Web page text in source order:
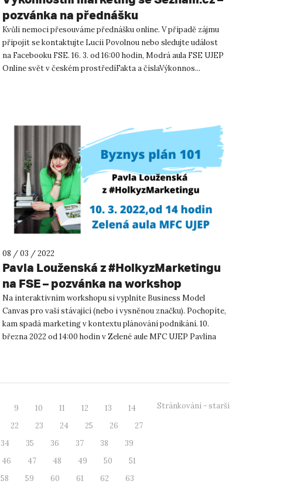
pozvánka na přednášku
Kvůli nemoci přesouváme přednášku online. V případě zájmu
připojit se kontaktujte Lucii Povolnou nebo sledujte událost
na Facebooku FSE. 16. 3. od 16:00 hodin, Modrá aula FSE UJEP
Online svět v českém prostředíFakta a číslaVýkonnos...
08 / 03 / 2022
Pavla Louženská z #HolkyzMarketingu
na FSE – pozvánka na workshop
Na interaktivním workshopu si vyplníte Business Model
Canvas pro vaši stávající (nebo i vysněnou značku). Pochopíte,
kam spadá marketing v kontextu plánování podnikání. 10.
března 2022 od 14:00 hodin v Zelené aule MFC UJEP Pavlína
9 10 11 12 13
14
22 23 24 25 26
27
34 35 36 37 38
39
46 47 48 49 50
51
58 59 60 61 62
63
Stránkování - starší